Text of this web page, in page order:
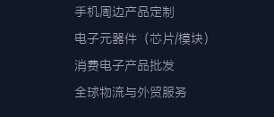
手机周边产品定制
电子元器件（芯片/模块）
消费电子产品批发
全球物流与外贸服务